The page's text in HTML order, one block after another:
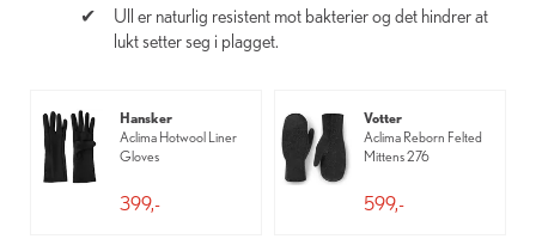
Ull er naturlig resistent mot bakterier og det hindrer at
lukt setter seg i plagget.
Hansker
Aclima Hotwool Liner
Gloves
399,-
Votter
Aclima Reborn Felted
Mittens 276
599,-